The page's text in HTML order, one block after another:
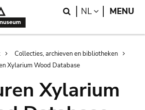
Search
NL LANGUAGE
MENU
Collecties, archieven en bibliotheken
Xylarium Wood Database
Xylarium